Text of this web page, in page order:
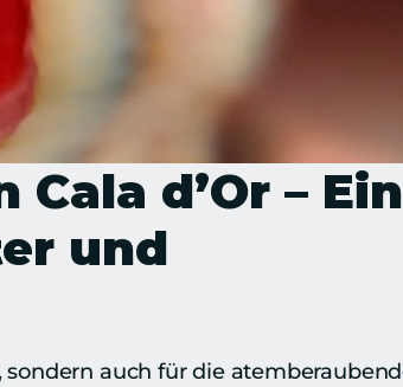
d’Or – Ein
und